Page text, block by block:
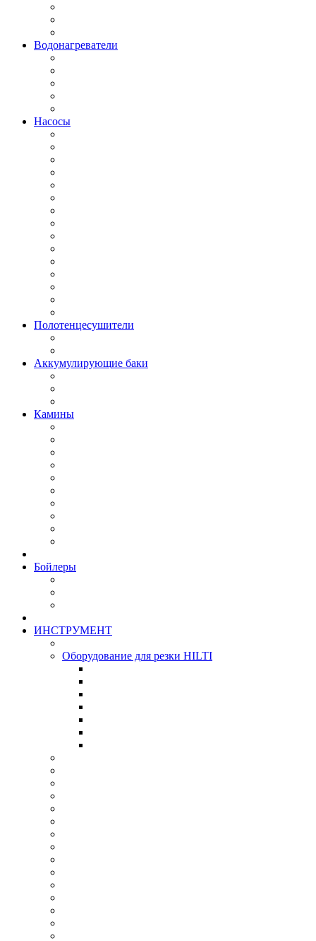
Водонагреватели
Насосы
Полотенцесушители
Аккумулирующие баки
Камины
Бойлеры
ИНСТРУМЕНТ
Оборудование для резки HILTI